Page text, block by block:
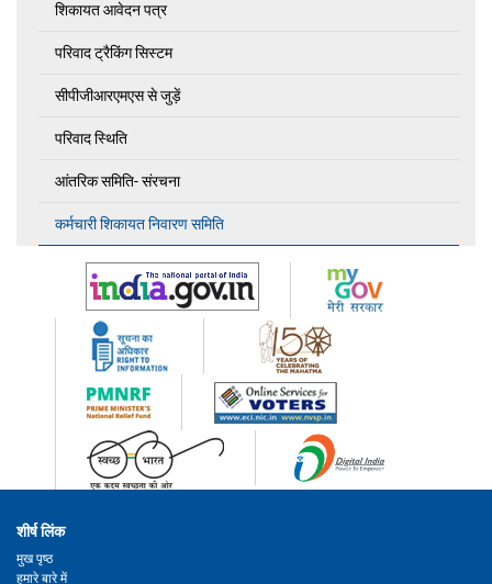
शिकायत आवेदन पत्र
परिवाद ट्रैकिंग सिस्टम
सीपीजीआरएमएस से जुड़ें
परिवाद स्थिति
आंतरिक समिति- संरचना
कर्मचारी शिकायत निवारण समिति
शीर्ष लिंक
मुख पृष्ठ
हमारे बारे में